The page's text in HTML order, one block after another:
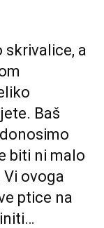
skrivalice, a
Baš
biti ni malo
ovoga
ptice na